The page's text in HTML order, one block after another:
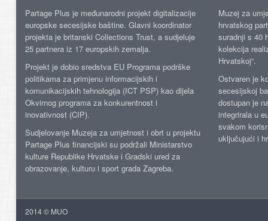
Partage Plus je međunarodni projekt digitalizacije
europske secesijske baštine. Glavni koordinator
projekta je britanski Collections Trust, a sudjeluje
25 partnera iz 17 europskih zemalja.
Projekt je dobio sredstva EU Programa podrške
politikama za primjenu informacijskih i
komunikacijskih tehnologija (ICT PSP) kao dijela
Okvirnog programa za konkurentnost i
inovativnost (CIP).
Sudjelovanje Muzeja za umjetnost i obrt u projektu
Partage Plus financijski su podržali Ministarstvo
kulture Republike Hrvatske i Gradski ured za
obrazovanje, kulturu i sport grada Zagreba.
Muzej za
hrvatskog
suradnji s 40
kolekcija
Hrvatskoj“.
Ostvaren je
secesijskoj
dostupan je
integrirala u
svakom
uključujući i
2014 © MUO